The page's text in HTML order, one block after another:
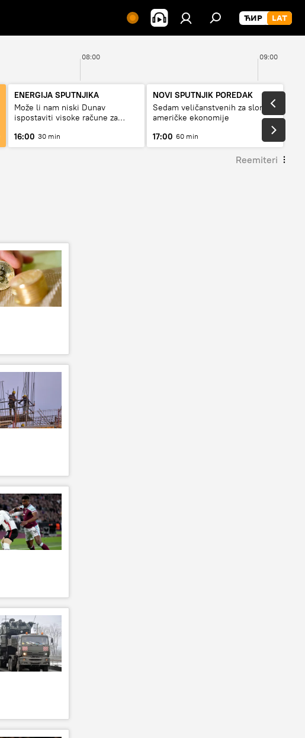
08:00 09:00
ENERGIJA SPUTNJIKA
Može li nam niski Dunav
ispostaviti visoke račune za
16:00 30 min
NOVI SPUTNJIK POREDAK
Sedam veličanstvenih za slom
američke ekonomije
17:00 60 min
Reemiteri